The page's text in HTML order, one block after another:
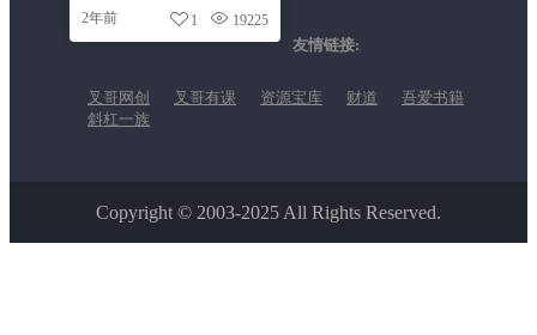
2年前 19225
1
友情链接:
叉哥网创 叉哥有课 资源宝库 财道
吾爱书籍
斜杠一族
Copyright © 2003-2025 All Rights Reserved.